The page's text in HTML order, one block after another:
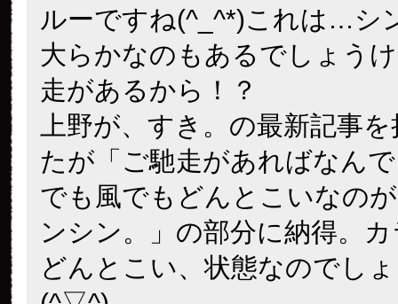
ルーですね(^_^*)これは…シ
大らかなのもあるでしょう
走があるから！？
上野が、すき。の最新記事
たが「ご馳走があればなん
でも風でもどんとこいなの
ンシン。」の部分に納得。
どんとこい、状態なのでし